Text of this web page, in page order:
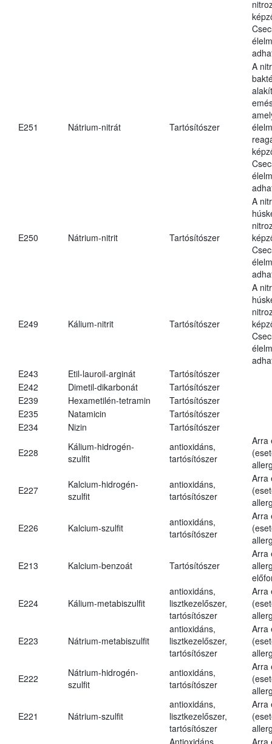
E251 Nátrium-nitrát Tartósítószer
A
E250 Nátrium-nitrit Tartósítószer
A
E249 Kálium-nitrit Tartósítószer
A
E243
Etil-lauroil-arginát
Tartósítószer
E242
Dimetil-dikarbonát
Tartósítószer
E239
Hexametilén-tetramin
Tartósítószer
E235
Natamicin
Tartósítószer
E234
Nizin Tartósítószer
E228
Kálium-hidrogén-
szulfit
antioxidáns,
tartósítószer
Arra
E227
Kalcium-hidrogén-
szulfit
antioxidáns,
tartósítószer
Arra
E226 Kalcium-szulfit
antioxidáns,
tartósítószer
Arra
E213 Kalcium-benzoát Tartósítószer
Arra
E224 Kálium-metabiszulfit
antioxidáns,
lisztkezelőszer,
tartósítószer
Arra
E223 Nátrium-metabiszulfit
antioxidáns,
lisztkezelőszer,
tartósítószer
Arra
E222
Nátrium-hidrogén-
szulfit
antioxidáns,
tartósítószer
Arra
E221 Nátrium-szulfit
antioxidáns,
lisztkezelőszer,
tartósítószer
Arra
Antioxidáns,
Arra